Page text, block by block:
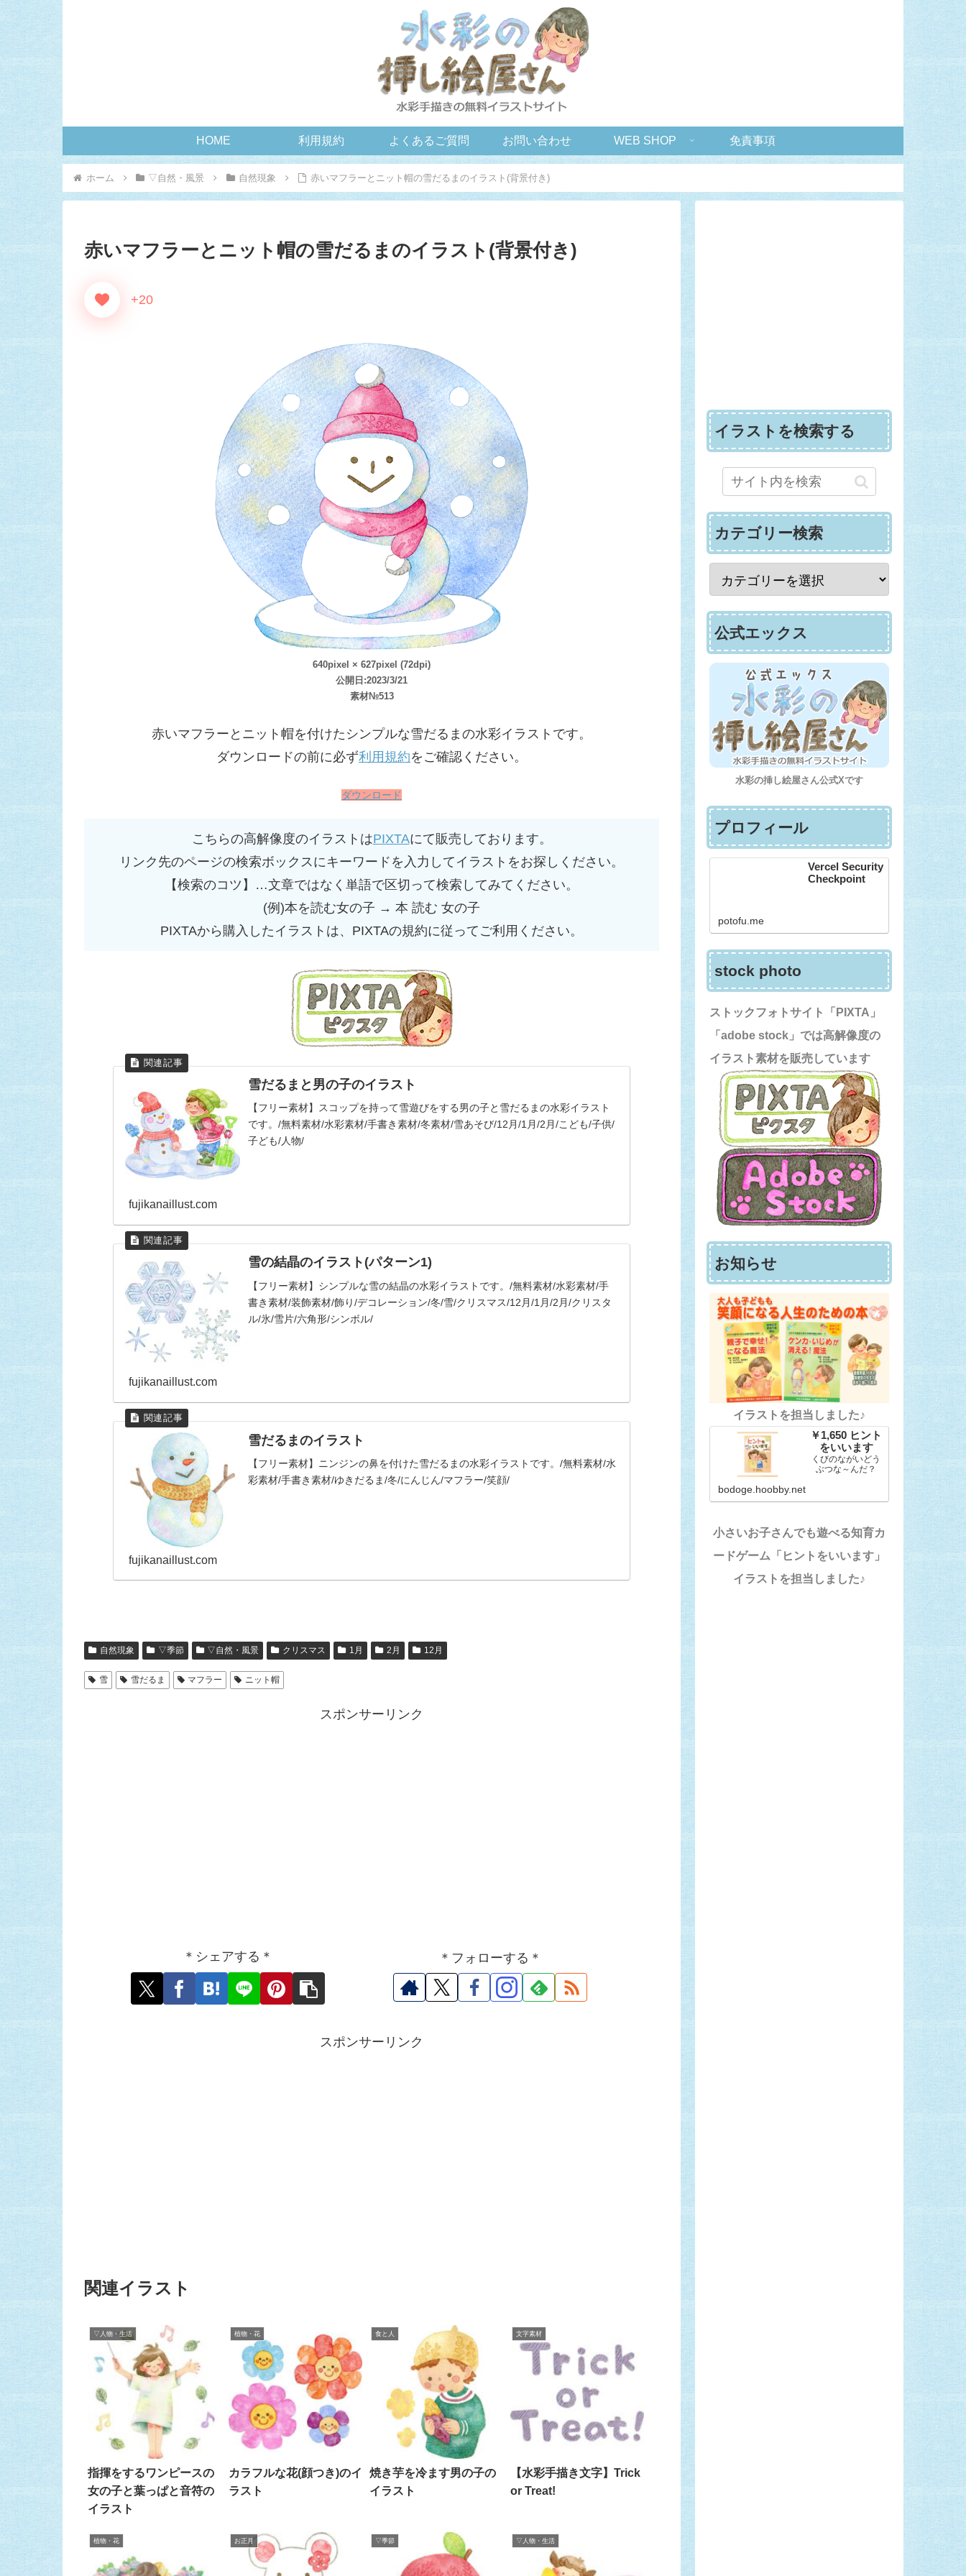
HOME 利用規約 よくあるご質問 お問い合わせ WEB SHOP 免責事項
ホーム ▽自然・風景 自然現象 赤いマフラーとニット帽の雪だるまのイラスト(背景付き)
赤いマフラーとニット帽の雪だるまのイラスト(背景付き)
+20
640pixel × 627pixel (72dpi)
公開日:2023/3/21
素材№513
赤いマフラーとニット帽を付けたシンプルな雪だるまの水彩イラストです。
ダウンロードの前に必ず利用規約をご確認ください。
ダウンロード
こちらの高解像度のイラストはPIXTAにて販売しております。
リンク先のページの検索ボックスにキーワードを入力してイラストをお探しください。
【検索のコツ】…文章ではなく単語で区切って検索してみてください。
(例)本を読む女の子 → 本 読む 女の子
PIXTAから購入したイラストは、PIXTAの規約に従ってご利用ください。
雪だるまと男の子のイラスト
【フリー素材】スコップを持って雪遊びをする男の子と雪だるまの水彩イラスト
です。/無料素材/水彩素材/手書き素材/冬素材/雪あそび/12月/1月/2月/こども/子供/
子ども/人物/
fujikanaillust.com
雪の結晶のイラスト(パターン1)
【フリー素材】シンプルな雪の結晶の水彩イラストです。/無料素材/水彩素材/手
書き素材/装飾素材/飾り/デコレーション/冬/雪/クリスマス/12月/1月/2月/クリスタ
ル/氷/雪片/六角形/シンボル/
fujikanaillust.com
雪だるまのイラスト
【フリー素材】ニンジンの鼻を付けた雪だるまの水彩イラストです。/無料素材/水
彩素材/手書き素材/ゆきだるま/冬/にんじん/マフラー/笑顔/
fujikanaillust.com
自然現象 ▽季節 ▽自然・風景 クリスマス 1月 2月 12月
雪 雪だるま マフラー ニット帽
スポンサーリンク
＊シェアする＊ ＊フォローする＊
スポンサーリンク
関連イラスト
▽人物・生活
指揮をするワンピースの
女の子と葉っぱと音符の
イラスト
植物・花
カラフルな花(顔つき)のイ
ラスト
食と人
焼き芋を冷ます男の子の
イラスト
文字素材
【水彩手描き文字】Trick
or Treat!
植物・花 お正月 ▽季節 ▽人物・生活
イラストを検索する
カテゴリー検索
公式エックス
水彩の挿し絵屋さん公式Xです
プロフィール
Vercel Security
Checkpoint
potofu.me
stock photo
ストックフォトサイト「PIXTA」
「adobe stock」では高解像度の
イラスト素材を販売しています
お知らせ
イラストを担当しました♪
￥1,650 ヒント
をいいます
くびのながいどう
ぶつな～んだ？
bodoge.hoobby.net
小さいお子さんでも遊べる知育カ
ードゲーム「ヒントをいいます」
イラストを担当しました♪